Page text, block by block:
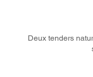
Deux tenders